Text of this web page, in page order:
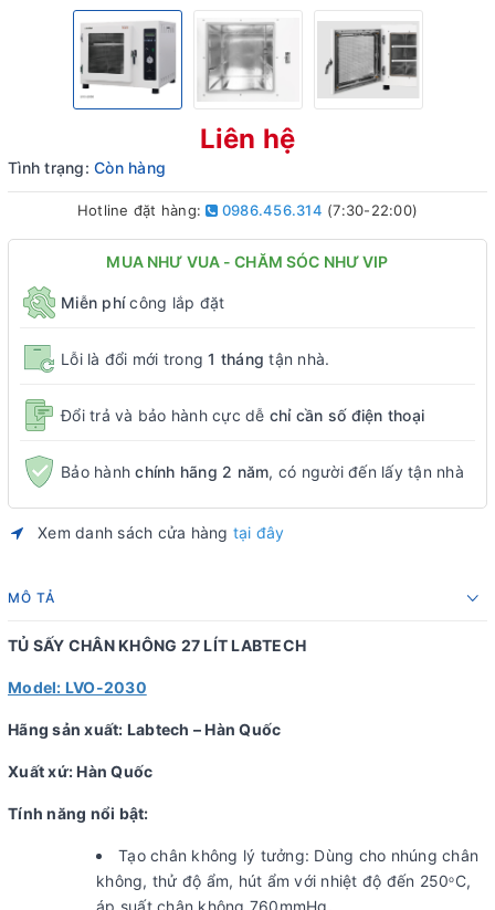
Liên hệ
Tình trạng: Còn hàng
Hotline đặt hàng: 0986.456.314 (7:30-22:00)
MUA NHƯ VUA - CHĂM SÓC NHƯ VIP
Miễn phícông lắp đặt
Lỗi là đổi mới trong1 tháng tận nhà.
Đổi trả và bảo hành cực dễ chỉ cần số điện thoại
Bảo hànhchính hãng 2 năm, có người đến lấy tận nhà
Xem danh sách cửa hàng tại đây
MÔ TẢ
TỦ SẤY CHÂN KHÔNG 27 LÍT LABTECH
Model: LVO-2030
Hãng sản xuất: Labtech – Hàn Quốc
Xuất xứ: Hàn Quốc
Tính năng nổi bật:
Tạo chân không lý tưởng: Dùng cho nhúng chân
không, thử độ ẩm, hút ẩm với nhiệt độ đến 250o C,
áp suất chân không 760mmHg.